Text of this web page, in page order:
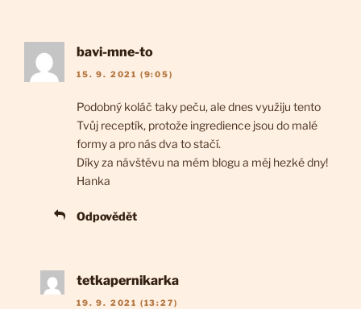
bavi-mne-to
15. 9. 2021 (9:05)
Podobný koláč taky peču, ale dnes využiju tento
Tvůj receptík, protože ingredience jsou do malé
formy a pro nás dva to stačí.
Díky za návštěvu na mém blogu a měj hezké dny!
Hanka
Odpovědět
tetkapernikarka
19. 9. 2021 (13:27)